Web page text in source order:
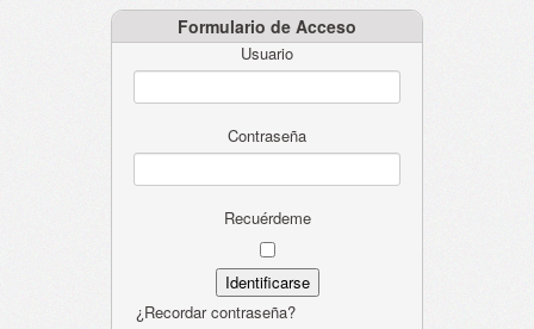
Formulario de Acceso
Usuario
Contraseña
Recuérdeme
¿Recordar contraseña?